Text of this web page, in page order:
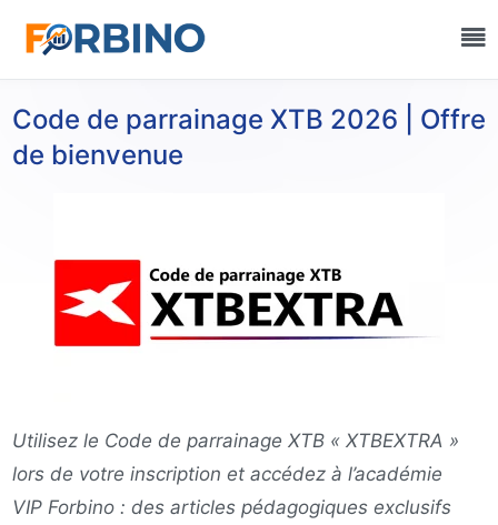
Code de parrainage XTB 2026 | Offre
de bienvenue
Utilisez le Code de parrainage XTB « XTBEXTRA »
lors de votre inscription et accédez à l’académie
VIP Forbino : des articles pédagogiques exclusifs